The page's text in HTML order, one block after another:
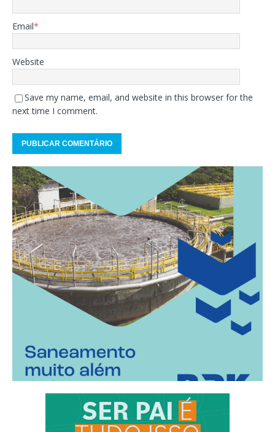
Email*
Website
Save my name, email, and website in this browser for the
next time I comment.